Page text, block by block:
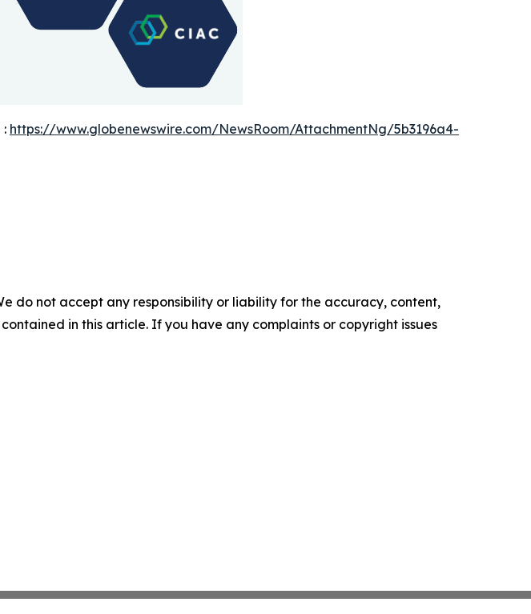
: https://www.globenewswire.com/NewsRoom/AttachmentNg/5b3196a4-
do not accept any responsibility or liability for the accuracy, content,
in this article. If you have any complaints or copyright issues